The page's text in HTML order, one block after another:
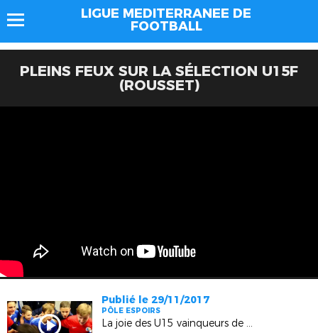
LIGUE MEDITERRANEE DE
FOOTBALL
PLEINS FEUX SUR LA SÉLECTION U15F
(ROUSSET)
Publié le 29/11/2017
PÔLE ESPOIRS
La joie des U15 vainqueurs de Montpellier (2-0) à Rousset